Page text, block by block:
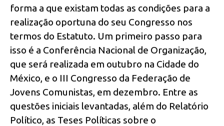
forma a que existam todas as condições para a
realização oportuna do seu Congresso nos
termos do Estatuto. Um primeiro passo para
isso é a Conferência Nacional de Organização,
que será realizada em outubro na Cidade do
México, e o III Congresso da Federação de
Jovens Comunistas, em dezembro. Entre as
questões iniciais levantadas, além do Relatório
Político, as Teses Políticas sobre o